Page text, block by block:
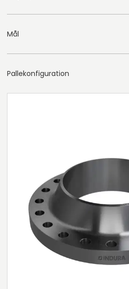
Mål
Pallekonfiguration